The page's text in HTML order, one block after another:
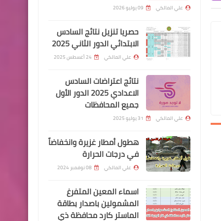
المقبل
اسماء االرعاية الاجتماعية
اسماء المستفيدين المشمولين
باصدار الماستر كارد محافظة
نينوى
اسماء االرعاية الاجتماعية
باصدار الماستر كارد محافظة
بابل
علي المالكي 09 يوليو 2026
حصريا تنزيل نتائج السادس
الابتدائي الدور الثاني 2025
علي المالكي 24 أغسطس 2025
نتائج اعتراضات السادس
الاعدادي 2025 الدور الأول
جميع المحافظات
علي المالكي 31 يوليو 2025
هطول أمطار غزيرة وانخفاضاً
في درجات الحرارة
علي المالكي 08 نوفمبر 2024
اسماء المعين المتفرغ
المشمولين باصدار بطاقة
الماستر كارد محافظة ذي